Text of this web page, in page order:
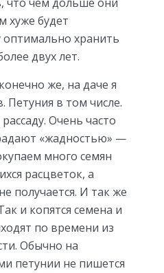
хуже будет
оптимально хранить
двух лет.
же, на даче я
Петуния в том числе.
Очень часто
«жадностью» —
много семян
расцветок, а
получается. И так же
и копятся семена и
по времени из
Обычно на
петунии не пишется